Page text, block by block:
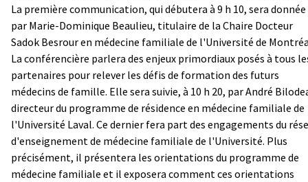
La première communication, qui débutera à 9 h 10, sera donnée
par Marie-Dominique Beaulieu, titulaire de la Chaire Docteur
Sadok Besrour en médecine familiale de l'Université de
La conférencière parlera des enjeux primordiaux posés à tous
partenaires pour relever les défis de formation des futurs
médecins de famille. Elle sera suivie, à 10 h 20, par André
directeur du programme de résidence en médecine familiale de
l'Université Laval. Ce dernier fera part des engagements du
d'enseignement de médecine familiale de l'Université. Plus
précisément, il présentera les orientations du programme de
médecine familiale et il exposera comment ces orientations